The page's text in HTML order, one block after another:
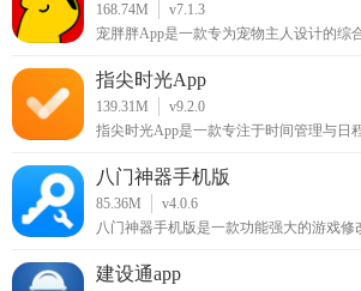
都能提供便捷、舒适的观看体验。
168.74M
v7.1.3
宠胖胖App是一款专为宠物主人设计的综
指尖时光App
139.31M
v9.2.0
指尖时光App是一款专注于时间管理与日
八门神器手机版
85.36M
v4.0.6
八门神器手机版是一款功能强大的游戏修
建设通app